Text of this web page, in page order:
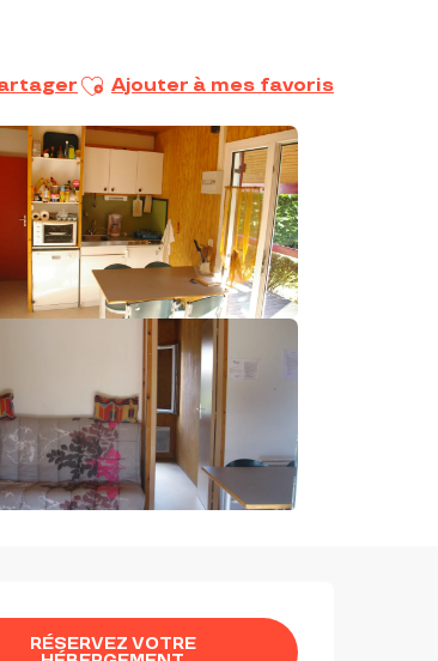
Ajouter aux favoris
Ajouter à mes favoris
ET
RÉSERVEZ VOTRE